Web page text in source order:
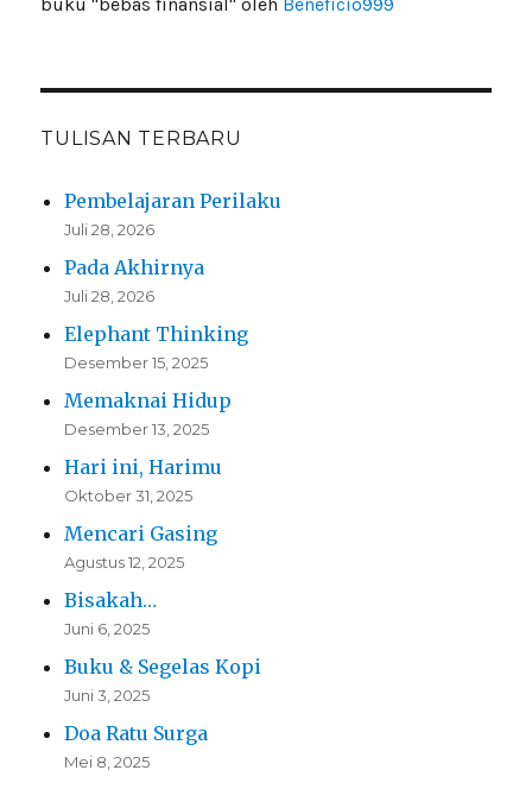
buku "bebas finansial" oleh Beneficio999
TULISAN TERBARU
Pembelajaran Perilaku
Juli 28, 2026
Pada Akhirnya
Juli 28, 2026
Elephant Thinking
Desember 15, 2025
Memaknai Hidup
Desember 13, 2025
Hari ini, Harimu
Oktober 31, 2025
Mencari Gasing
Agustus 12, 2025
Bisakah…
Juni 6, 2025
Buku & Segelas Kopi
Juni 3, 2025
Doa Ratu Surga
Mei 8, 2025